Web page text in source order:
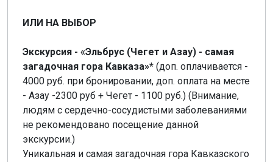
ИЛИ НА ВЫБОР
Экскурсия - «Эльбрус (Чегет и Азау) - самая
загадочная гора Кавказа»* (доп. оплачивается -
4000 руб. при бронировании, доп. оплата на месте
- Азау -2300 руб + Чегет - 1100 руб.) (Внимание,
людям с сердечно-сосудистыми заболеваниями
не рекомендовано посещение данной
экскурсии.)
Уникальная и самая загадочная гора Кавказского